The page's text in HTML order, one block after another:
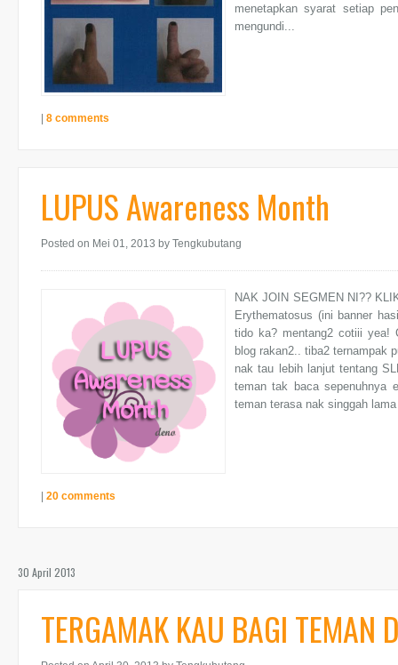
menetapkan syarat setiap
mengundi...
| 8 comments
LUPUS Awareness Month
Posted on Mei 01, 2013 by Tengkubutang
NAK JOIN SEGMEN NI??
Erythematosus (ini banner
tido ka? mentang2 cotiii yea!
blog rakan2.. tiba2 ternampak
nak tau lebih lanjut tentang
teman tak baca sepenuhnya
teman terasa nak singgah
| 20 comments
30 April 2013
TERGAMAK KAU BAGI TEMAN